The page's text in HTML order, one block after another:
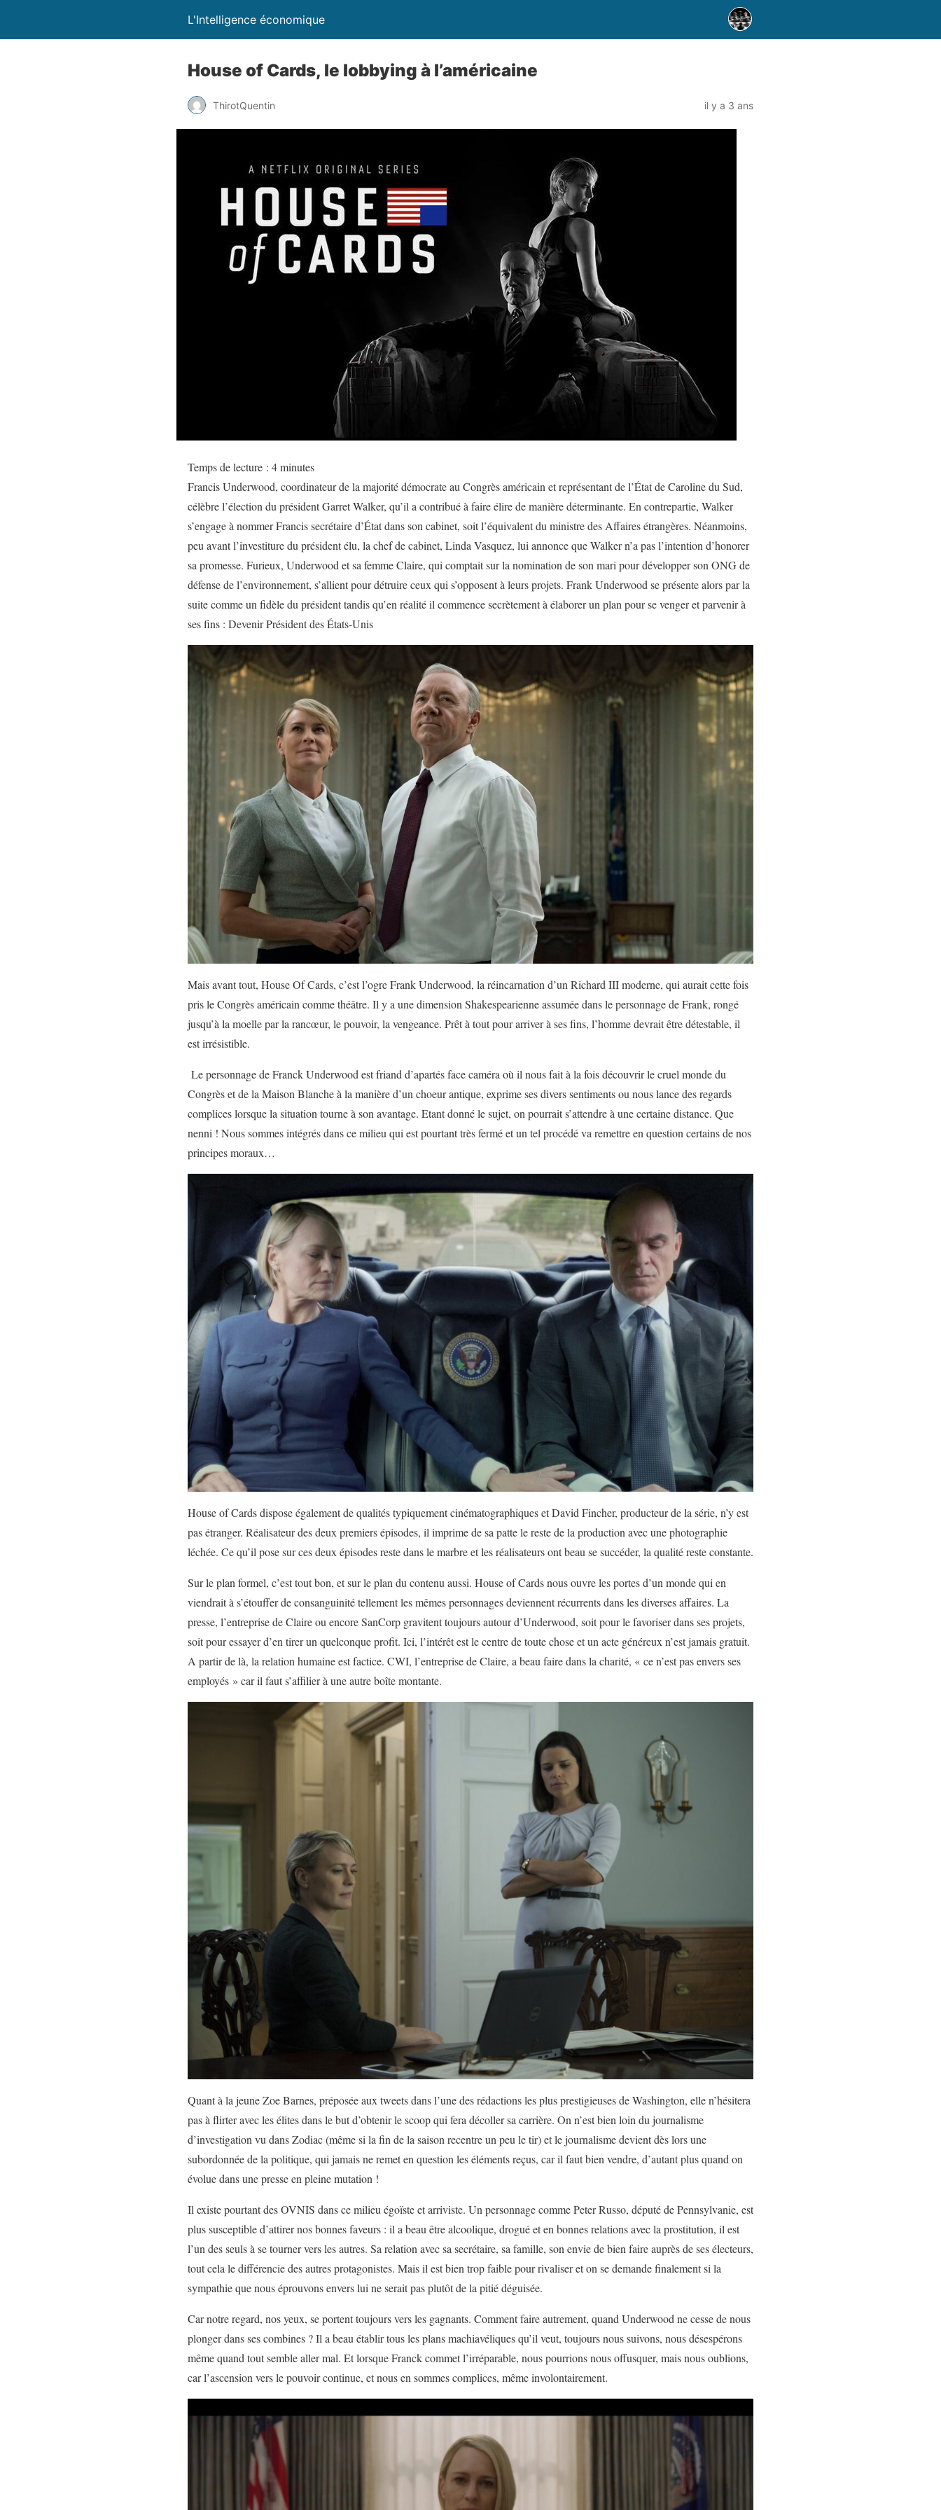
L'Intelligence économique
House of Cards, le lobbying à l’américaine
ThirotQuentin il y a 3 ans
Temps de lecture : 4minutes
Francis Underwood, coordinateur de la majorité démocrate au Congrès américain et représentant de l’État de Caroline du Sud,
célèbre l’élection du président Garret Walker, qu’il a contribué à faire élire de manière déterminante. En contrepartie, Walker
s’engage à nommer Francis secrétaire d’État dans son cabinet, soit l’équivalent du ministre des Affaires étrangères. Néanmoins,
peu avant l’investiture du président élu, la chef de cabinet, Linda Vasquez, lui annonce que Walker n’a pas l’intention d’honorer
sa promesse. Furieux, Underwood et sa femme Claire, qui comptait sur la nomination de son mari pour développer son ONG de
défense de l’environnement, s’allient pour détruire ceux qui s’opposent à leurs projets. Frank Underwood se présente alors par la
suite comme un fidèle du président tandis qu’en réalité il commence secrètement à élaborer un plan pour se venger et parvenir à
ses fins : Devenir Président des États-Unis
Mais avant tout, House Of Cards, c’est l’ogre Frank Underwood, la réincarnation d’un Richard III moderne, qui aurait cette fois
pris le Congrès américain comme théâtre. Il y a une dimension Shakespearienne assumée dans le personnage de Frank, rongé
jusqu’à la moelle par la rancœur, le pouvoir, la vengeance. Prêt à tout pour arriver à ses fins, l’homme devrait être détestable, il
est irrésistible.
Le personnage de Franck Underwood est friand d’apartés face caméra où il nous fait à la fois découvrir le cruel monde du
Congrès et de la Maison Blanche à la manière d’un choeur antique, exprime ses divers sentiments ou nous lance des regards
complices lorsque la situation tourne à son avantage. Etant donné le sujet, on pourrait s’attendre à une certaine distance. Que
nenni ! Nous sommes intégrés dans ce milieu qui est pourtant très fermé et un tel procédé va remettre en question certains de nos
principes moraux…
House of Cards dispose également de qualités typiquement cinématographiques et David Fincher, producteur de la série, n’y est
pas étranger. Réalisateur des deux premiers épisodes, il imprime de sa patte le reste de la production avec une photographie
léchée. Ce qu’il pose sur ces deux épisodes reste dans le marbre et les réalisateurs ont beau se succéder, la qualité reste constante.
Sur le plan formel, c’est tout bon, et sur le plan du contenu aussi. House of Cards nous ouvre les portes d’un monde qui en
viendrait à s’étouffer de consanguinité tellement les mêmes personnages deviennent récurrents dans les diverses affaires. La
presse, l’entreprise de Claire ou encore SanCorp gravitent toujours autour d’Underwood, soit pour le favoriser dans ses projets,
soit pour essayer d’en tirer un quelconque profit. Ici, l’intérêt est le centre de toute chose et un acte généreux n’est jamais gratuit.
A partir de là, la relation humaine est factice. CWI, l’entreprise de Claire, a beau faire dans la charité, « ce n’est pas envers ses
employés » car il faut s’affilier à une autre boîte montante.
Quant à la jeune Zoe Barnes, préposée aux tweets dans l’une des rédactions les plus prestigieuses de Washington, elle n’hésitera
pas à flirter avec les élites dans le but d’obtenir le scoop qui fera décoller sa carrière. On n’est bien loin du journalisme
d’investigation vu dans Zodiac (même si la fin de la saison recentre un peu le tir) et le journalisme devient dès lors une
subordonnée de la politique, qui jamais ne remet en question les éléments reçus, car il faut bien vendre, d’autant plus quand on
évolue dans une presse en pleine mutation !
Il existe pourtant des OVNIS dans ce milieu égoïste et arriviste. Un personnage comme Peter Russo, député de Pennsylvanie, est
plus susceptible d’attirer nos bonnes faveurs : il a beau être alcoolique, drogué et en bonnes relations avec la prostitution, il est
l’un des seuls à se tourner vers les autres. Sa relation avec sa secrétaire, sa famille, son envie de bien faire auprès de ses électeurs,
tout cela le différencie des autres protagonistes. Mais il est bien trop faible pour rivaliser et on se demande finalement si la
sympathie que nous éprouvons envers lui ne serait pas plutôt de la pitié déguisée.
Car notre regard, nos yeux, se portent toujours vers les gagnants. Comment faire autrement, quand Underwood ne cesse de nous
plonger dans ses combines ? Il a beau établir tous les plans machiavéliques qu’il veut, toujours nous suivons, nous désespérons
même quand tout semble aller mal. Et lorsque Franck commet l’irréparable, nous pourrions nous offusquer, mais nous oublions,
car l’ascension vers le pouvoir continue, et nous en sommes complices, même involontairement.